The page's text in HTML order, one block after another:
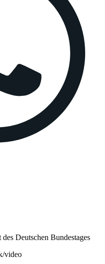
Deutschen Bundestages
video